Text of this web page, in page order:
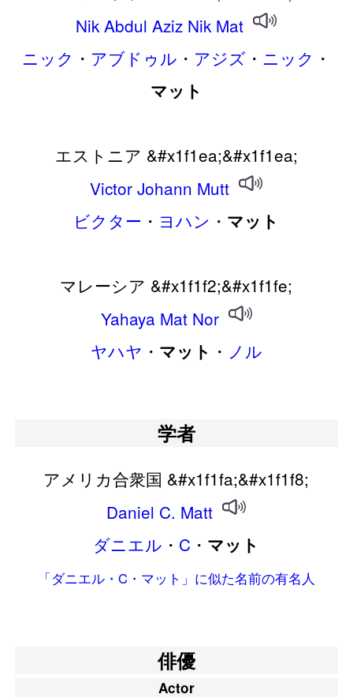
Nik Abdul Aziz Nik Mat
ニック ・ アブドゥル ・ アジズ ・ ニック ・
マット
エストニア &#x1f1ea;&#x1f1ea;
Victor Johann Mutt
ビクター ・ ヨハン ・ マット
マレーシア &#x1f1f2;&#x1f1fe;
Yahaya Mat Nor
ヤハヤ ・ マット ・ ノル
学者
アメリカ合衆国 &#x1f1fa;&#x1f1f8;
Daniel C. Matt
ダニエル ・ C ・ マット
「ダニエル・C・マット」に似た名前の有名人
俳優
Actor